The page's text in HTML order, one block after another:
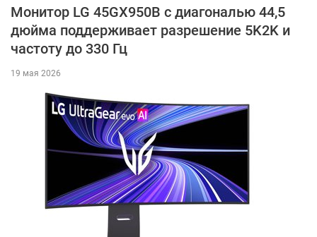
Монитор LG 45GX950B с диагональю 44,5
дюйма поддерживает разрешение 5K2K и
частоту до 330 Гц
19 мая 2026